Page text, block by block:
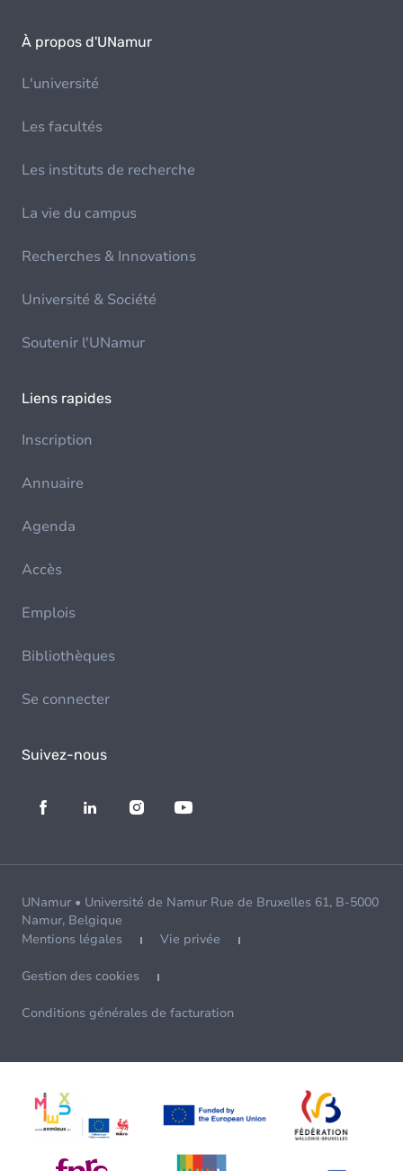
À propos d'UNamur
L'université
Les facultés
Les instituts de recherche
La vie du campus
Recherches & Innovations
Université & Société
Soutenir l'UNamur
Liens rapides
Inscription
Annuaire
Agenda
Accès
Emplois
Bibliothèques
Se connecter
Suivez-nous
UNamur • Université de Namur Rue de Bruxelles 61, B-5000
Namur, Belgique
Mentions légales
Vie privée
Gestion des cookies
Conditions générales de facturation